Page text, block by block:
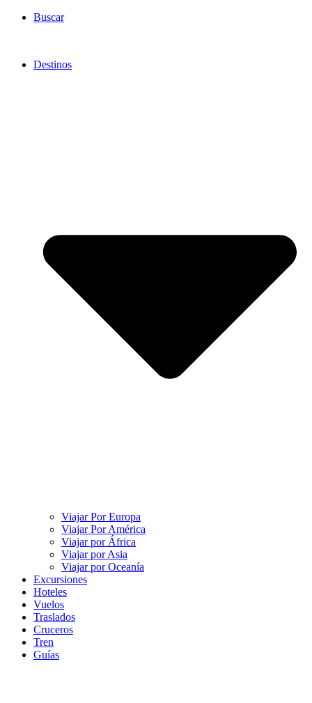
Buscar
Destinos
Viajar Por Europa
Viajar Por América
Viajar por África
Viajar por Asia
Viajar por Oceanía
Excursiones
Hoteles
Vuelos
Traslados
Cruceros
Tren
Guías